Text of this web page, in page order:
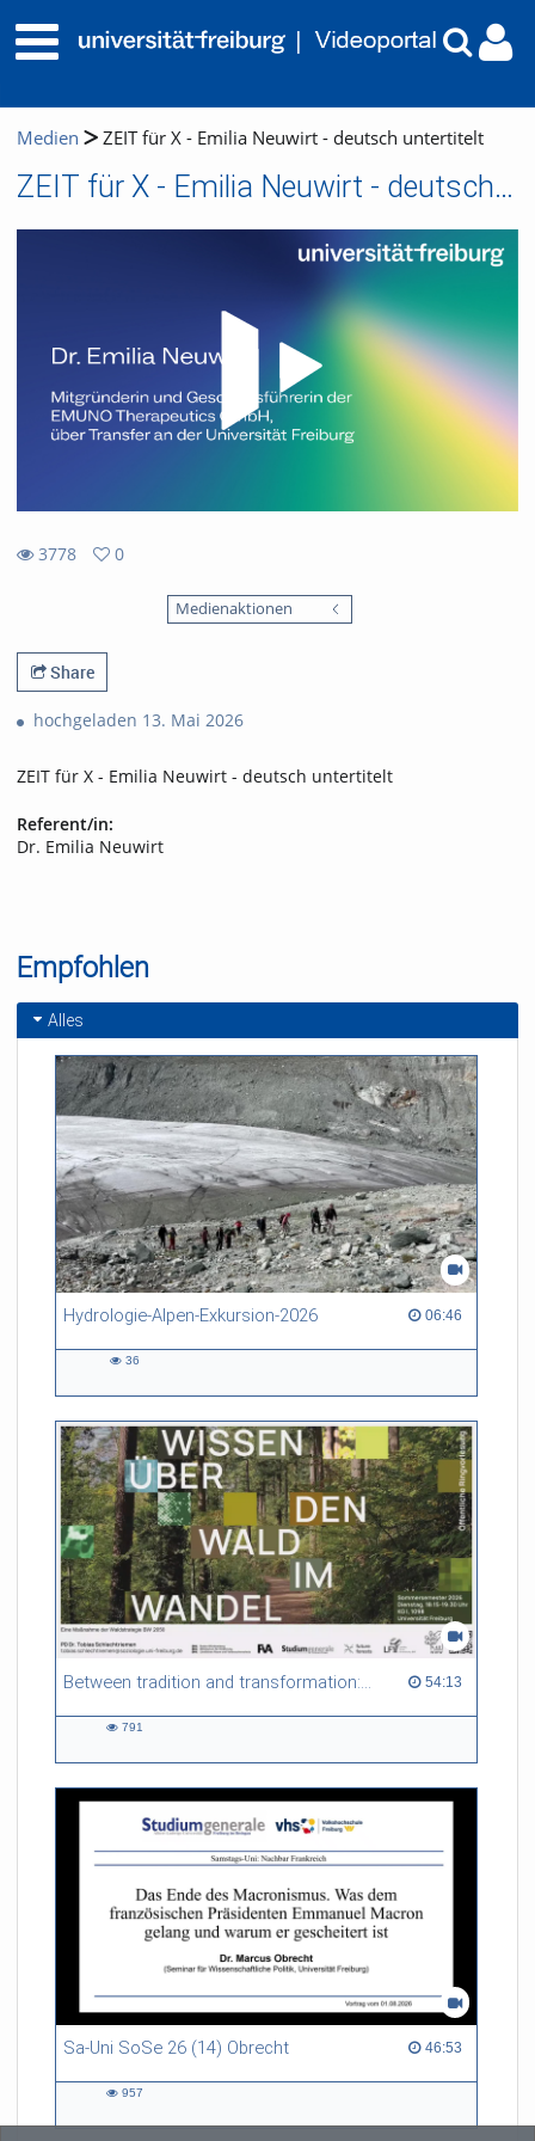
Medien ZEIT für X - Emilia Neuwirt - deutsch untertitelt
ZEIT für X - Emilia Neuwirt - deutsch untertitelt
3778
0
Medienaktionen
Share
hochgeladen 13. Mai 2026
ZEIT für X - Emilia Neuwirt - deutsch untertitelt
Referent/in:
Dr. Emilia Neuwirt
Empfohlen
Alles
Hydrologie-Alpen-Exkursion-2026 06:46
06:46 duration
36
Between tradition and transformation: how owners, advisers and institutions co-create knowledge for resilient forests in Europe 54:13
54:13 duration
791
Sa-Uni SoSe 26 (14) Obrecht 46:53
46:53 duration
957